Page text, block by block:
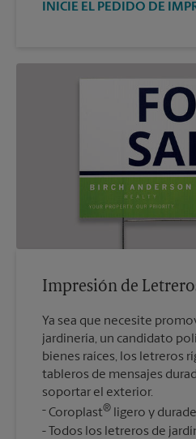
INICIE EL PEDIDO DE
Impresión de
Ya sea que necesite
jardinería, un candidato
bienes raíces, los letreros
tableros de mensajes
soportar el exterior.
Coroplast® ligero y
Todos los letreros de